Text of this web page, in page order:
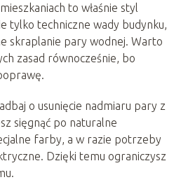
to właśnie styl
tylko techniczne wady budynku,
skraplanie pary wodnej. Warto
zasad równocześnie, bo
o usunięcie nadmiaru pary z
sięgnąć po naturalne
farby, a w razie potrzeby
Dzięki temu ograniczysz